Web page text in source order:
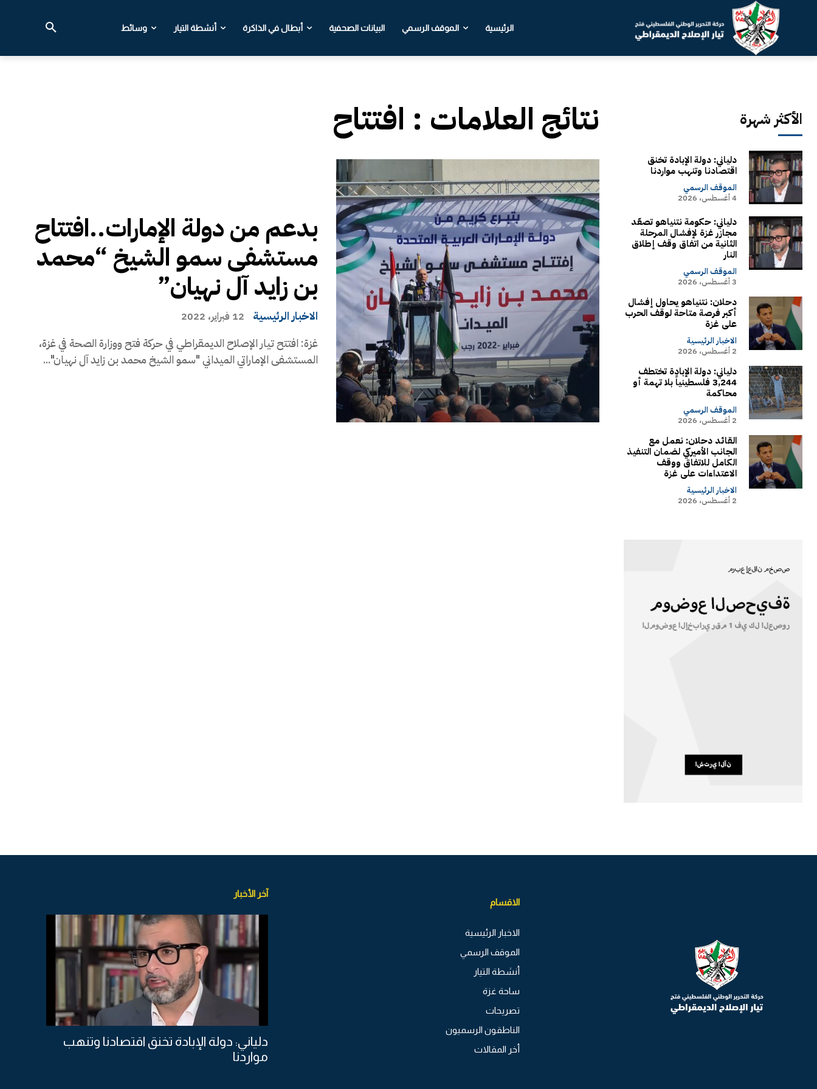
الرئيسية الموقف الرسمي البيانات الصحفية أبطال في الذاكرة أنشطة التيار وسائط
نتائج العلامات : افتتاح
بدعم من دولة الإمارات..افتتاح
مستشفى سمو الشيخ “محمد
بن زايد آل نهيان”
الاخبار الرئيسية 12 فبراير، 2022
غزة: افتتح تيار الإصلاح الديمقراطي في حركة فتح ووزارة الصحة في غزة،
المستشفى الإماراتي الميداني "سمو الشيخ محمد بن زايد آل نهيان"...
الأكثر شهرة
دلياني: دولة الإبادة تخنق
اقتصادنا وتنهب مواردنا
الموقف الرسمي
4 أغسطس، 2026
دلياني: حكومة نتنياهو تصعّد
مجازر غزة لإفشال المرحلة
الثانية من اتفاق وقف إطلاق
النار
الموقف الرسمي
3 أغسطس، 2026
دحلان: نتنياهو يحاول إفشال
أكبر فرصة متاحة لوقف الحرب
على غزة
الاخبار الرئيسية
2 أغسطس، 2026
دلياني: دولة الإبادة تختطف
3,244 فلسطينياً بلا تهمة أو
محاكمة
الموقف الرسمي
2 أغسطس، 2026
القائد دحلان: نعمل مع
الجانب الأميركي لضمان التنفيذ
الكامل للاتفاق ووقف
الاعتداءات على غزة
الاخبار الرئيسية
2 أغسطس، 2026
الاقسام
الاخبار الرئيسية
الموقف الرسمي
أنشطة التيار
ساحة غزة
تصريحات
الناطقون الرسميون
أخر المقالات
آخر الأخبار
دلياني: دولة الإبادة تخنق اقتصادنا وتنهب
مواردنا